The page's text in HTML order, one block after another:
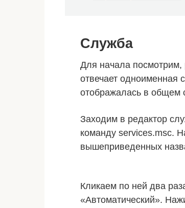
Служба
Для начала посмотрим,
отвечает одноименная
отображалась в общем
Заходим в редактор
команду services.msc.
вышеприведенных
Кликаем по ней два
«Автоматический».